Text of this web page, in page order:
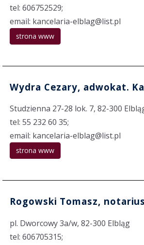
tel: 606752529;
email: kancelaria-elblag@list.pl
strona www
Wydra Cezary, adwokat.
Studzienna 27-28 lok. 7, 82-300
tel: 55 232 60 35;
email: kancelaria-elblag@list.pl
strona www
Rogowski Tomasz,
pl. Dworcowy 3a/w, 82-300 Elbląg
tel: 606705315;